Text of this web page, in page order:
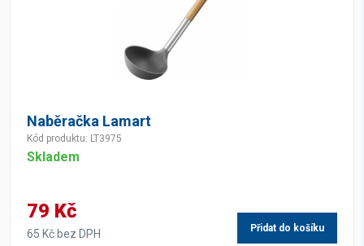
Naběračka Lamart
Kód produktu: LT3975
Skladem
79 Kč
65 Kč bez DPH Přidat do košíku